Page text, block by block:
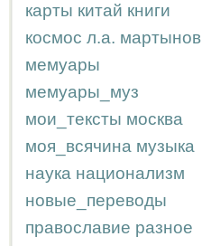
карты китай книги
космос л.а. мартынов
мемуары
мемуары_муз
мои_тексты москва
моя_всячина музыка
наука национализм
новые_переводы
православие разное